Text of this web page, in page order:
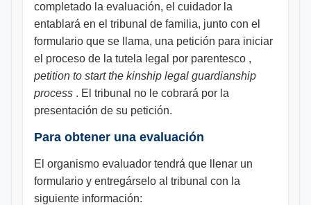
completado la evaluación, el cuidador la
entablará en el tribunal de familia, junto con el
formulario que se llama, una petición para iniciar
el proceso de la tutela legal por parentesco ,
petition to start the kinship legal guardianship
process . El tribunal no le cobrará por la
presentación de su petición.
Para obtener una evaluación
El organismo evaluador tendrá que llenar un
formulario y entregárselo al tribunal con la
siguiente información: